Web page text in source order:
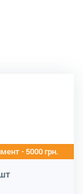
- 5000 грн.